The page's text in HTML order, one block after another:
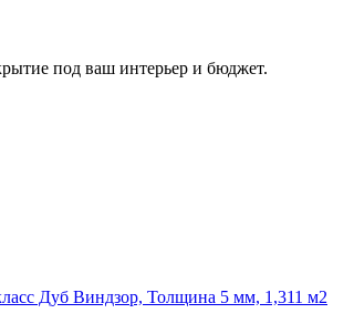
под ваш интерьер и бюджет.